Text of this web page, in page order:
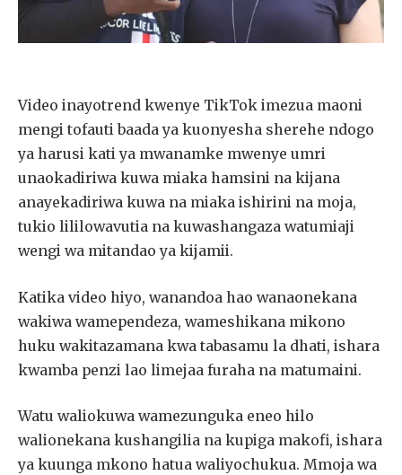
Video inayotrend kwenye TikTok imezua maoni
mengi tofauti baada ya kuonyesha sherehe ndogo
ya harusi kati ya mwanamke mwenye umri
unaokadiriwa kuwa miaka hamsini na kijana
anayekadiriwa kuwa na miaka ishirini na moja,
tukio lililowavutia na kuwashangaza watumiaji
wengi wa mitandao ya kijamii.
Katika video hiyo, wanandoa hao wanaonekana
wakiwa wamependeza, wameshikana mikono
huku wakitazamana kwa tabasamu la dhati, ishara
kwamba penzi lao limejaa furaha na matumaini.
Watu waliokuwa wamezunguka eneo hilo
walionekana kushangilia na kupiga makofi, ishara
ya kuunga mkono hatua waliyochukua. Mmoja wa